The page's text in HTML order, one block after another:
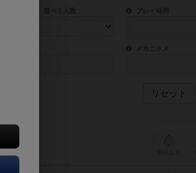
ド検索ができます。
できます。 目安となる所要時
などモチーフ・ストーリーを指定することができます。直感的
ゲーム性を構成す
リセット